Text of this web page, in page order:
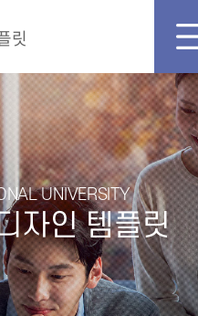
릿
UNIVERSITY
자인 템플릿